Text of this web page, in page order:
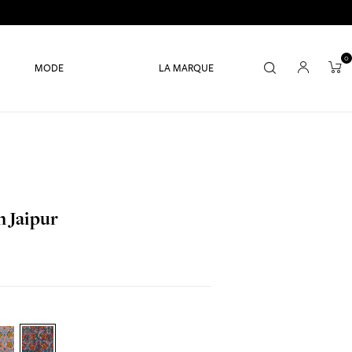
MODE LA MARQUE
0
Jaipur